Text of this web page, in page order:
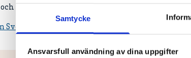
Samtycke
Ansvarsfull användning av dina uppgifter
elit. Handicapgränsen är 10,0 för pojkar och
Svenska Juniortouren och dess divisioner.